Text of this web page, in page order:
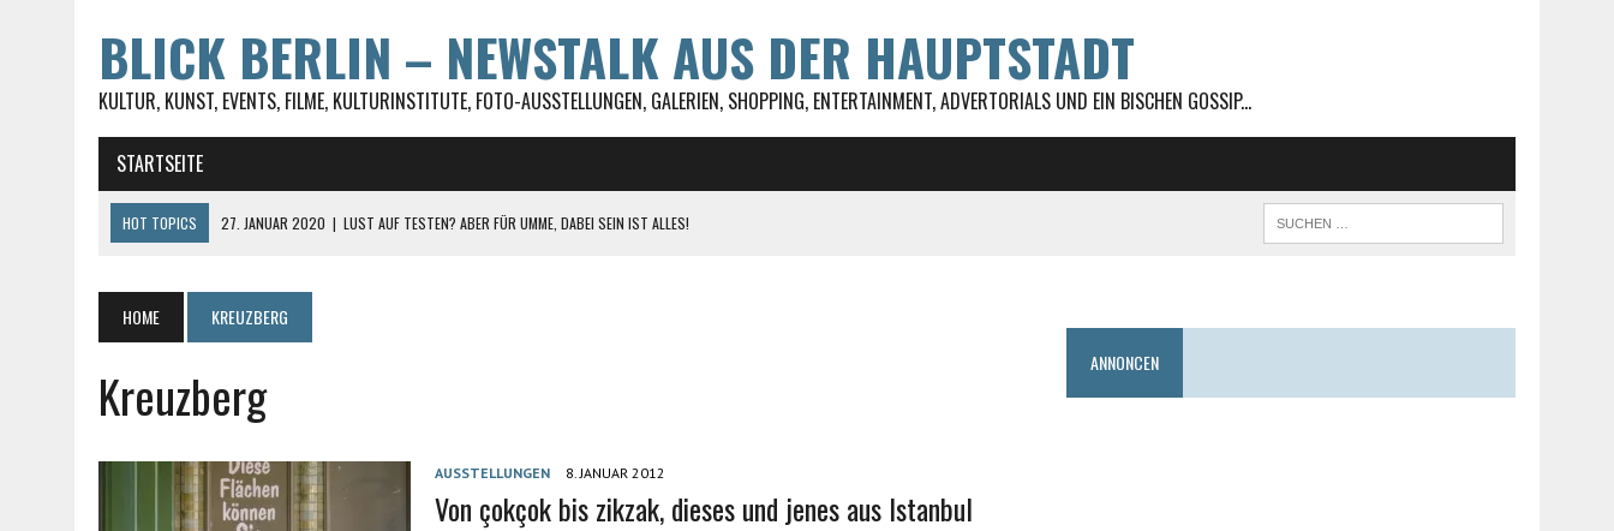
BLICK BERLIN – NEWSTALK AUS DER HAUPTSTADT
KULTUR, KUNST, EVENTS, FILME, KULTURINSTITUTE, FOTO-AUSSTELLUNGEN, GALERIEN, SHOPPING, ENTERTAINMENT, ADVERTORIALS UND EIN BISCHEN GOSSIP...
STARTSEITE
HOT TOPICS 27. JANUAR 2020 | LUST AUF TESTEN? ABER FÜR UMME, DABEI SEIN IST ALLES!
30. MAI 2021 | DIE SOPHIENSTRASSE IN BERLIN-MITTE
27. JANUAR 2020
HOME KREUZBERG
Kreuzberg
AUSSTELLUNGEN 8. JANUAR 2012
Von çokçok bis zikzak, dieses und jenes aus Istanbul
ANNONCEN